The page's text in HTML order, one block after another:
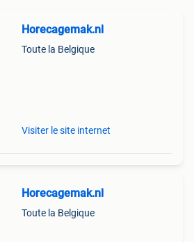
Horecagemak.nl
Toute la Belgique
Visiter le site internet
Horecagemak.nl
Toute la Belgique